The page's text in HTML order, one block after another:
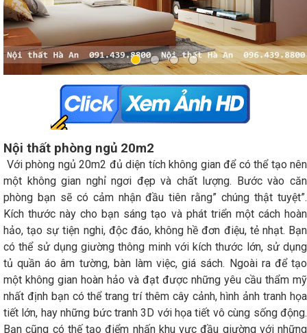
Nội thất phòng ngủ 20m2
Với phòng ngủ 20m2 đủ diện tích không gian để có thể tạo nên
một không gian nghỉ ngơi đẹp và chất lượng. Bước vào căn
phòng bạn sẽ có cảm nhận đầu tiên rằng” chúng thật tuyệt”.
Kích thước này cho bạn sáng tạo và phát triển một cách hoàn
hảo, tạo sự tiện nghi, độc đáo, không hề đơn điệu, tẻ nhạt. Bạn
có thể sử dụng giường thông minh với kích thước lớn, sử dụng
tủ quần áo âm tường, bàn làm việc, giá sách. Ngoài ra để tạo
một không gian hoàn hảo và đạt được những yêu cầu thẩm mỹ
nhất định bạn có thể trang trí thêm cây cảnh, hình ảnh tranh họa
tiết lớn, hay những bức tranh 3D với họa tiết vô cùng sống động.
Bạn cũng có thế tạo điểm nhấn khu vực đầu giường với những